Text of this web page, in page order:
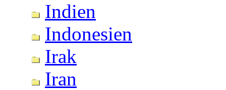
Indien
Indonesien
Irak
Iran